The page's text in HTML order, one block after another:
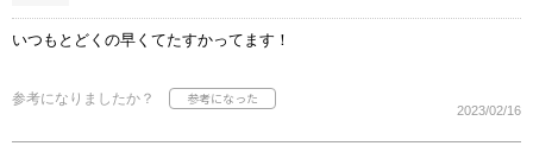
いつもとどくの早くてたすかってます！
参考になりましたか？
2023/02/16